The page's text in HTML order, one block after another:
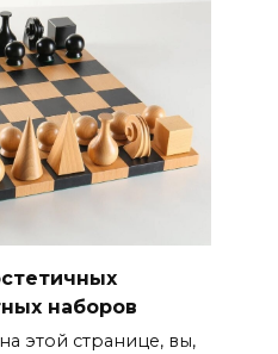
наборов
этой странице, вы,